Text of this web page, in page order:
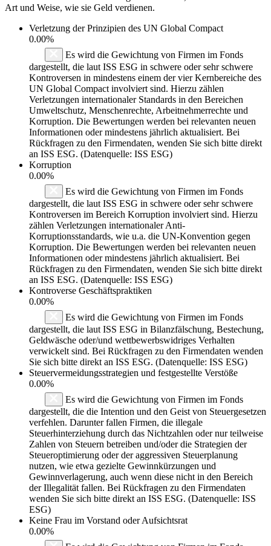
Art und Weise, wie sie Geld verdienen.
Verletzung der Prinzipien des UN Global Compact
0.00%
Es wird die Gewichtung von Firmen im Fonds
dargestellt, die laut ISS ESG in schwere oder sehr schwere
Kontroversen in mindestens einem der vier Kernbereiche des
UN Global Compact involviert sind. Hierzu zählen
Verletzungen internationaler Standards in den Bereichen
Umweltschutz, Menschenrechte, Arbeitnehmerrechte und
Korruption. Die Bewertungen werden bei relevanten neuen
Informationen oder mindestens jährlich aktualisiert. Bei
Rückfragen zu den Firmendaten, wenden Sie sich bitte direkt
an ISS ESG. (Datenquelle: ISS ESG)
Korruption
0.00%
Es wird die Gewichtung von Firmen im Fonds
dargestellt, die laut ISS ESG in schwere oder sehr schwere
Kontroversen im Bereich Korruption involviert sind. Hierzu
zählen Verletzungen internationaler Anti-
Korruptionsstandards, wie u.a. die UN-Konvention gegen
Korruption. Die Bewertungen werden bei relevanten neuen
Informationen oder mindestens jährlich aktualisiert. Bei
Rückfragen zu den Firmendaten, wenden Sie sich bitte direkt
an ISS ESG. (Datenquelle: ISS ESG)
Kontroverse Geschäftspraktiken
0.00%
Es wird die Gewichtung von Firmen im Fonds
dargestellt, die laut ISS ESG in Bilanzfälschung, Bestechung,
Geldwäsche oder/und wettbewerbswidriges Verhalten
verwickelt sind. Bei Rückfragen zu den Firmendaten wenden
Sie sich bitte direkt an ISS ESG. (Datenquelle: ISS ESG)
Steuervermeidungsstrategien und festgestellte Verstöße
0.00%
Es wird die Gewichtung von Firmen im Fonds
dargestellt, die die Intention und den Geist von Steuergesetzen
verfehlen. Darunter fallen Firmen, die illegale
Steuerhinterziehung durch das Nichtzahlen oder nur teilweise
Zahlen von Steuern betreiben und/oder die Strategien der
Steueroptimierung oder der aggressiven Steuerplanung
nutzen, wie etwa gezielte Gewinnkürzungen und
Gewinnverlagerung, auch wenn diese nicht in den Bereich
der Illegalität fallen. Bei Rückfragen zu den Firmendaten
wenden Sie sich bitte direkt an ISS ESG. (Datenquelle: ISS
ESG)
Keine Frau im Vorstand oder Aufsichtsrat
0.00%